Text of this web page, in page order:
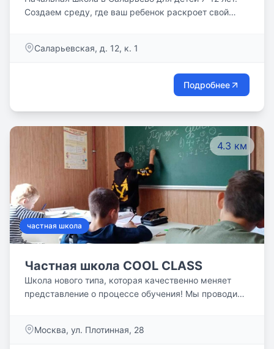
Создаем среду, где ваш ребенок раскроет свой
Саларьевская, д. 12, к. 1
Подробнее
4.3 км
частная школа
Частная школа COOL CLASS
Школа нового типа, которая качественно меняет
представление о процессе обучения! Мы проводим
услуги репетиторов (1-11 классы), кружки,
Москва, ул. Плотинная, 28